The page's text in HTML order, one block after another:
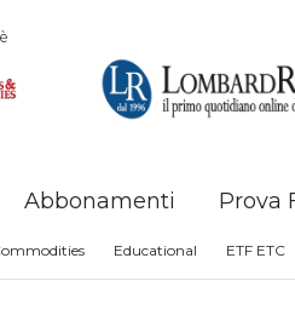
è
Abbonamenti Prova
Educational ETF ETC